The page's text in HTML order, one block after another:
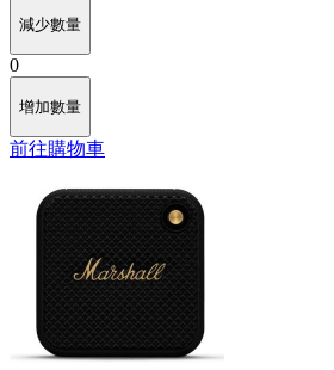
減少數量
0
增加數量
前往購物車